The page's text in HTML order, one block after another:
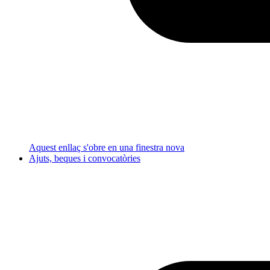
Aquest enllaç s'obre en una finestra nova
Ajuts, beques i convocatòries